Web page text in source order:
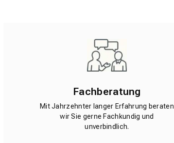
Fachberatung
Mit Jahrzehnter langer Erfahrung beraten
wir Sie gerne Fachkundig und
unverbindlich.